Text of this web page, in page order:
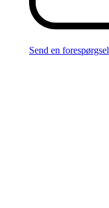
Send en forespørgsel